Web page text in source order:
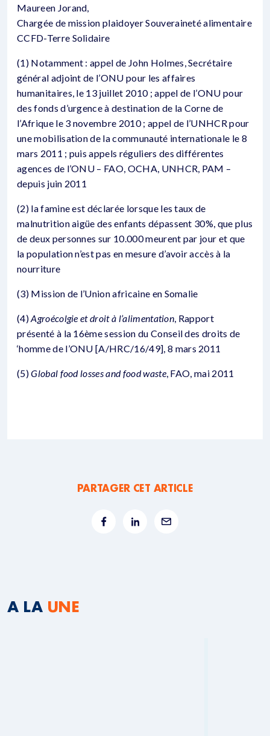
Maureen Jorand,
Chargée de mission plaidoyer Souveraineté alimentaire
CCFD-Terre Solidaire
(1) Notamment : appel de John Holmes, Secrétaire
général adjoint de l’ONU pour les affaires
humanitaires, le 13 juillet 2010 ; appel de l’ONU pour
des fonds d’urgence à destination de la Corne de
l’Afrique le 3 novembre 2010 ; appel de l’UNHCR pour
une mobilisation de la communauté internationale le 8
mars 2011 ; puis appels réguliers des différentes
agences de l’ONU – FAO, OCHA, UNHCR, PAM –
depuis juin 2011
(2) la famine est déclarée lorsque les taux de
malnutrition aigüe des enfants dépassent 30%, que plus
de deux personnes sur 10.000 meurent par jour et que
la population n’est pas en mesure d’avoir accès à la
nourriture
(3) Mission de l’Union africaine en Somalie
(4)Agroécolgie et droit à l’alimentation, Rapport
présenté à la 16ème session du Conseil des droits de
‘homme de l’ONU [A/HRC/16/49], 8 mars 2011
(5)Global food losses and food waste, FAO, mai 2011
PARTAGER CET ARTICLE
A LA UNE